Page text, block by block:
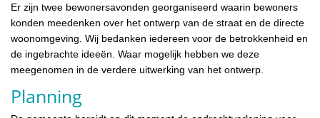
Er zijn twee bewonersavonden georganiseerd waarin bewoners
konden meedenken over het ontwerp van de straat en de directe
woonomgeving. Wij bedanken iedereen voor de betrokkenheid en
de ingebrachte ideeën. Waar mogelijk hebben we deze
meegenomen in de verdere uitwerking van het ontwerp.
Planning